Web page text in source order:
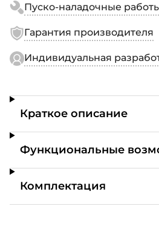
Пуско-наладочные
Гарантия производителя
Индивидуальная
Краткое описание
Функциональные
Комплектация